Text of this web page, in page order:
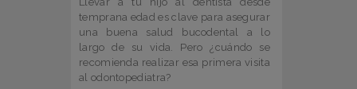
temprana edad es clave para asegurar
una buena salud bucodental a lo
largo de su vida. Pero ¿cuándo se
recomienda realizar esa primera visita
al odontopediatra?